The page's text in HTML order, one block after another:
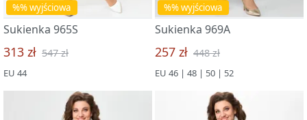
%% wyjściowa
Sukienka 965S
313 zł 547 zł
EU 44
%% wyjściowa
Sukienka 969A
257 zł 448 zł
EU 46 | 48 | 50 | 52